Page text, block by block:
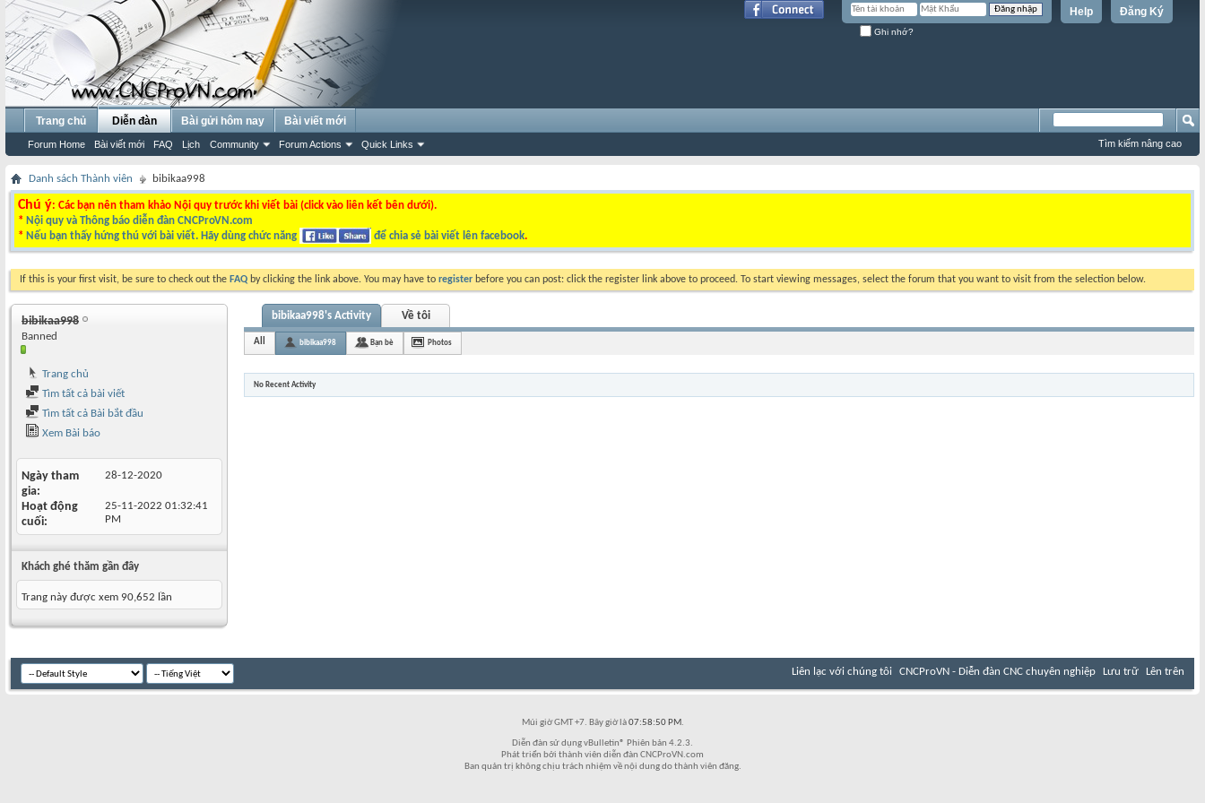
Đăng Ký
Help
Ghi nhớ?
Trang chủ Diễn đàn
Forum Home Bài viết mới FAQ Lịch Community Forum Actions Quick Links
Bài gửi hôm nay Bài viết mới
Tìm kiếm nâng cao
Danh sách Thành viên bibikaa998
Chú ý: Các bạn nên tham khảo Nội quy trước khi viết bài (click vào liên kết bên dưới).
* Nội quy và Thông báo diễn đàn CNCProVN.com
* Nếu bạn thấy hứng thú với bài viết. Hãy dùng chức năng để chia sẻ bài viết lên facebook.
If this is your first visit, be sure to check out the FAQ by clicking the link above. You may have to register before you can post: click the register link above to proceed. To start viewing messages, select the forum that you want to visit from the selection below.
bibikaa998
Banned
Trang chủ
Tìm tất cả bài viết
Tìm tất cả Bài bắt đầu
Xem Bài báo
Ngày tham
gia
28-12-2020
Hoạt động
cuối
25-11-2022 01:32:41
PM
Khách ghé thăm gần đây
Trang này được xem 90,652 lần
bibikaa998's Activity Về tôi
All bibikaa998 Bạn bè Photos
No Recent Activity
Liên lạc với chúng tôi CNCProVN - Diễn đàn CNC chuyên nghiệp Lưu trữ Lên trên
Múi giờ GMT +7. Bây giờ là07:58:50 PM.
Diễn đàn sử dụng vBulletin® Phiên bản 4.2.3.
Phát triển bởi thành viên diễn đàn CNCProVN.com
Ban quản trị không chịu trách nhiệm về nội dung do thành viên đăng.